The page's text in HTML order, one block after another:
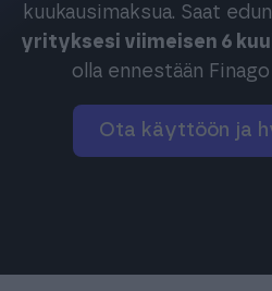
kuukausimaksua. Saat
yrityksesi viimeisen 6
olla ennestään
Ota käyttöön ja